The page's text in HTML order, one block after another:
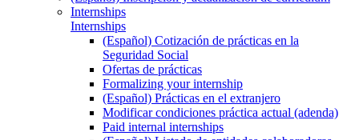
Internships
Internships
(Español) Cotización de prácticas en la
Seguridad Social
Ofertas de prácticas
Formalizing your internship
(Español) Prácticas en el extranjero
Modificar condiciones práctica actual (adenda)
Paid internal internships